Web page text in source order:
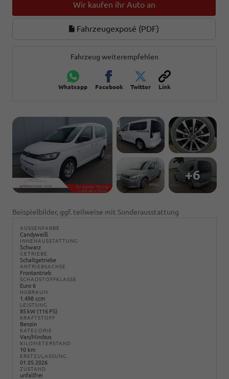
Wir kaufen ihr Auto an
Fahrzeugexposé (PDF)
Fahrzeug weiterempfehlen
Whatsapp Facebook Twitter Link
+6
Beispielbilder, ggf. teilweise mit Sonderausstattung
AUSSENFARBE
Candyweiß
INNENAUSSTATTUNG
Schwarz
GETRIEBE
Schaltgetriebe
ANTRIEBSACHSE
Frontantrieb
SCHADSTOFFKLASSE
Euro 6
HUBRAUM
1.498 ccm
LEISTUNG
85 kW (116 PS)
KRAFTSTOFF
Benzin
KATEGORIE
Van/Minibus
KILOMETERSTAND
10 km
ERSTZULASSUNG
01.05.2026
ZUSTAND
unfallfrei